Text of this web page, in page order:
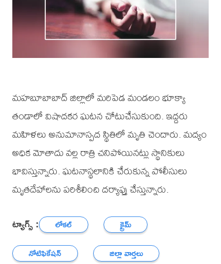
మహబూబాబాద్ జిల్లాలో మరిపెడ మండలం భూక్యా
తండాలో విషాదకర ఘటన చోటుచేసుకుంది. ఇద్దరు
మహిళలు అనుమానాస్పద స్థితిలో మృతి చెందారు. మద్యం
అధిక మోతాదు వల్ల రాత్రి చనిపోయినట్లు స్థానికులు
భావిస్తున్నారు. ఘటనాస్థలానికి చేరుకున్న పోలీసులు
మృతదేహాలను పరిశీలించి దర్యాప్తు చేస్తున్నారు.
ట్యాగ్స్ : లోకల్
క్రైమ్
నోటిఫికేషన్
జిల్లా వార్తలు